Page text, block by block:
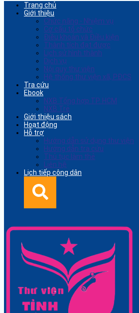
Trang chủ
Giới thiệu
Chức năng - Nhiệm vụ
Cơ cấu tổ chức
Điều khoản và Điều kiện
Thành tích đạt được
Lịch sử hình thành
Dịch vụ
Nội quy thư viện
Hệ thống thư viện xã, PĐCS
Tra cứu
Ebook
NXB Tổng hợp TP. HCM
NXB Trẻ
Giới thiệu sách
Hoạt động
Hỗ trợ
Hướng dẫn sử dụng thư viện
Hướng dẫn tra cứu
Thủ tục làm thẻ
Liên hệ
Lịch tiếp công dân